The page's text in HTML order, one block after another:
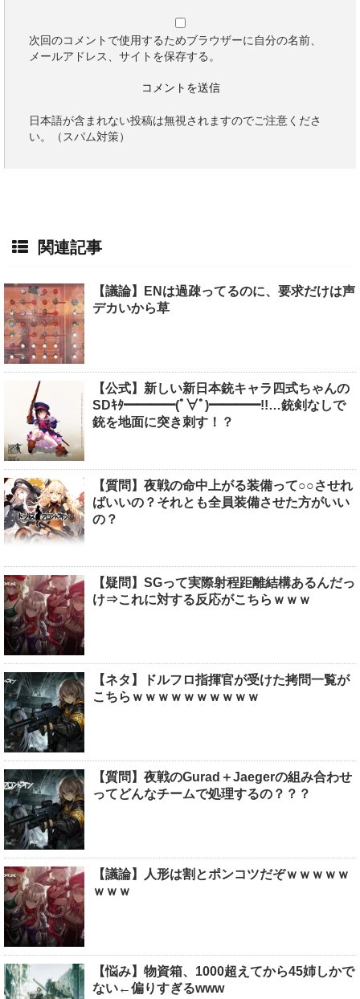
次回のコメントで使用するためブラウザーに自分の名前、
メールアドレス、サイトを保存する。
日本語が含まれない投稿は無視されますのでご注意くださ
い。（スパム対策）
関連記事
【議論】ENは過疎ってるのに、要求だけは声
デカいから草
【公式】新しい新日本銃キャラ四式ちゃんの
SDｷﾀ━━━━(ﾟ∀ﾟ)━━━━!!…銃剣なしで
銃を地面に突き刺す！？
【質問】夜戦の命中上がる装備って○○させれ
ばいいの？それとも全員装備させた方がいい
の？
【疑問】SGって実際射程距離結構あるんだっ
け⇒これに対する反応がこちらｗｗｗ
【ネタ】ドルフロ指揮官が受けた拷問一覧が
こちらｗｗｗｗｗｗｗｗｗｗ
【質問】夜戦のGurad＋Jaegerの組み合わせ
ってどんなチームで処理するの？？？
【議論】人形は割とポンコツだぞｗｗｗｗｗ
ｗｗｗ
【悩み】物資箱、1000超えてから45姉しかで
ない←偏りすぎるwww